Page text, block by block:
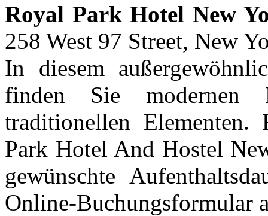
Royal Park Hotel New
258 West 97 Street, New
In diesem
finden Sie
traditionellen
Park Hotel And Hostel
gewünschte
Online-Buchungsformular